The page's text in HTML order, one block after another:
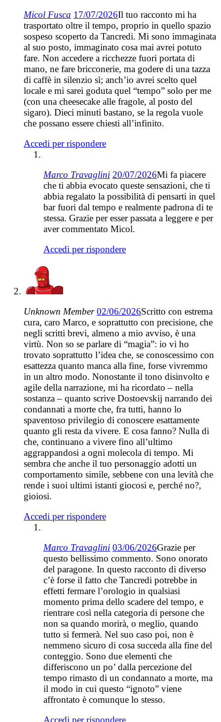
Micol Fusca 17/07/2026Il tuo racconto mi ha
trasportato oltre il tempo, proprio in quello spazio
sospeso scoperto da Tancredi. Mi sono immaginata
al suo posto, immaginato cosa mai avrei potuto
fare. Non accedere a ricchezze fuori portata di
mano, ne fare bricconerie, ma godere di una tazza
di caffè in silenzio sì; anch’io avrei scelto quel
locale e mi sarei goduta quel “tempo” solo per me
(con una cheesecake alle fragole, al posto del
sigaro). Dieci minuti bastano, se la regola vuole
che possano essere chiesti all’infinito.
Accedi per rispondere
Marco Travaglini 20/07/2026Mi fa piacere
che ti abbia evocato queste sensazioni, che ti
abbia regalato la possibilità di pensarti in quel
bar fuori dal tempo e realmente padrona di te
stessa. Grazie per esser passata a leggere e per
aver commentato Micol.
Accedi per rispondere
Unknown Member 02/06/2026Scritto con estrema
cura, caro Marco, e soprattutto con precisione, che
negli scritti brevi, almeno a mio avviso, è una
virtù. Non so se parlare di “magia”: io vi ho
trovato soprattutto l’idea che, se conoscessimo con
esattezza quanto manca alla fine, forse vivremmo
in un altro modo. Nonostante il tono disinvolto e
agile della narrazione, mi ha ricordato – nella
sostanza – quanto scrive Dostoevskij narrando dei
condannati a morte che, fra tutti, hanno lo
spaventoso privilegio di conoscere esattamente
quanto gli resta da vivere. E cosa fanno? Nulla di
che, continuano a vivere fino all’ultimo
aggrappandosi a ogni molecola di tempo. Mi
sembra che anche il tuo personaggio adotti un
comportamento simile, sebbene con una levità che
rende i suoi ultimi istanti giocosi e, perché no?,
gioiosi.
Accedi per rispondere
Marco Travaglini 03/06/2026Grazie per
questo bellissimo commento. Sono onorato
del paragone. In questo racconto di diverso
c’è forse il fatto che Tancredi potrebbe in
effetti fermare l’orologio in qualsiasi
momento prima dello scadere del tempo, e
rientrare così nella categoria di persone che
non sa quando morirà, o meglio, quando
tutto si fermerà. Nel suo caso poi, non è
nemmeno sicuro di cosa succeda alla fine del
conteggio. Sono due elementi che
differiscono un po’ dalla percezione del
tempo rimasto di un condannato a morte, ma
il modo in cui questo “ignoto” viene
affrontato è comunque lo stesso.